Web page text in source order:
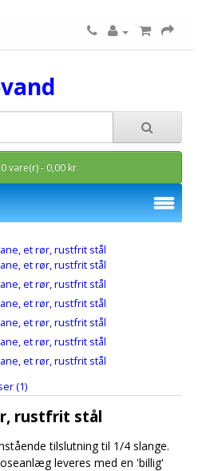
0 vare(r) - 0,00 kr
(1)
rustfrit stål
tilslutning til 1/4 slange.
leveres med en 'billig'